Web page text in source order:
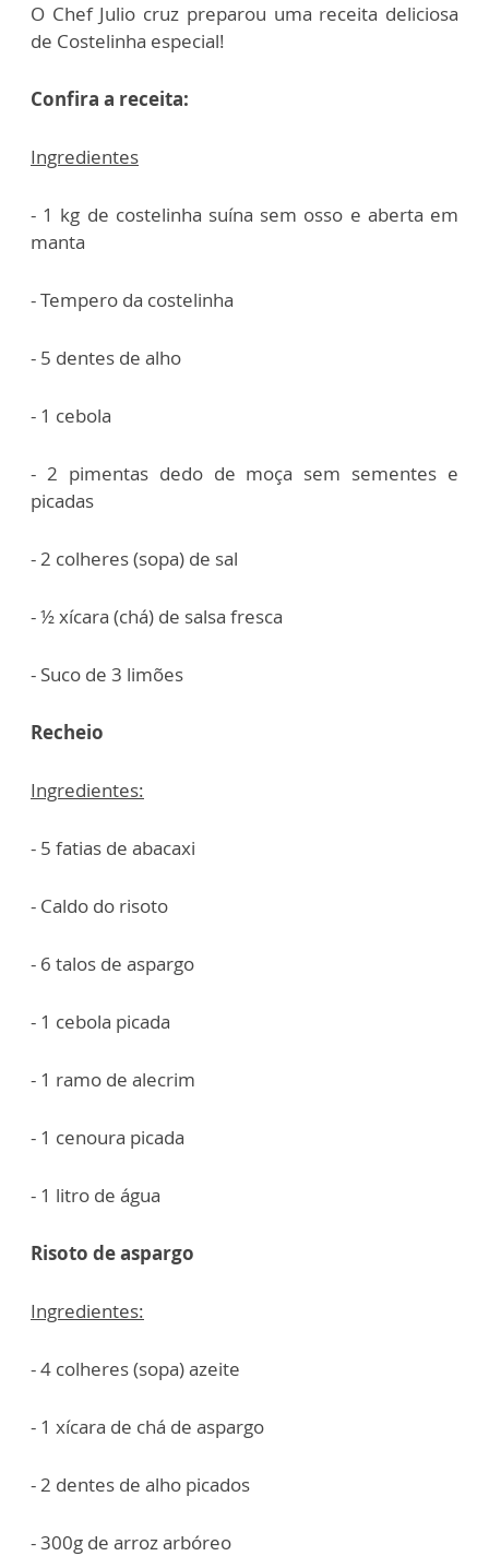
O Chef Julio cruz preparou uma receita deliciosa
de Costelinha especial!
Confira a receita:
Ingredientes
- 1 kg de costelinha suína sem osso e aberta em
manta
- Tempero da costelinha
- 5 dentes de alho
- 1 cebola
- 2 pimentas dedo de moça sem sementes e
picadas
- 2 colheres (sopa) de sal
- ½ xícara (chá) de salsa fresca
- Suco de 3 limões
Recheio
Ingredientes:
- 5 fatias de abacaxi
- Caldo do risoto
- 6 talos de aspargo
- 1 cebola picada
- 1 ramo de alecrim
- 1 cenoura picada
- 1 litro de água
Risoto de aspargo
Ingredientes:
- 4 colheres (sopa) azeite
- 1 xícara de chá de aspargo
- 2 dentes de alho picados
- 300g de arroz arbóreo